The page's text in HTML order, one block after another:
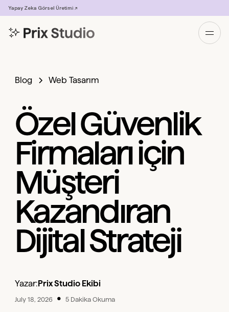
Yapay Zeka Görsel Üretimi ↗
Blog Web Tasarım
Özel Güvenlik
Firmaları için
Müşteri
Kazandıran
Dijital Strateji
Yazar: Prix Studio Ekibi
July 18, 2026 • 5 Dakika Okuma